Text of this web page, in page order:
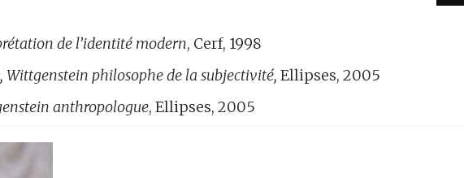
de l’identité modern, Cerf, 1998
Wittgenstein philosophe de la subjectivité, Ellipses, 2005
anthropologue, Ellipses, 2005